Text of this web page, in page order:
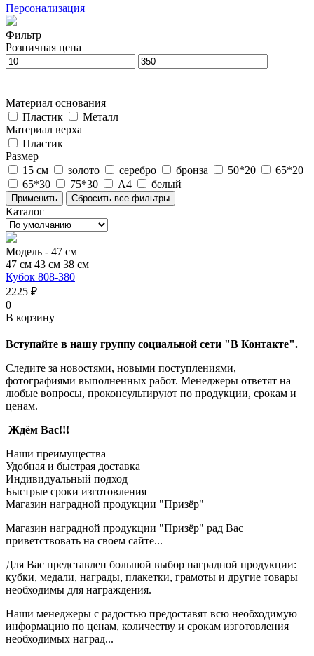
Персонализация
Фильтр
Розничная цена
Материал основания
Пластик
Металл
Материал верха
Пластик
Размер
15 см
золото серебро бронза 50*20
65*20
65*30
75*30 А4 белый
Каталог
Модель - 47 см
47 см 43 см 38 см
Кубок 808-380
2225 ₽
0
В корзину
Вступайте в нашу группу социальной сети "В Контакте".
Следите за новостями, новыми поступлениями,
фотографиями выполненных работ. Менеджеры ответят на
любые вопросы, проконсультируют по продукции, срокам и
ценам.
Ждём Вас!!!
Наши преимущества
Удобная и быстрая доставка
Индивидуальный подход
Быстрые сроки изготовления
Магазин наградной продукции "Призёр"
Магазин наградной продукции "Призёр" рад Вас
приветствовать на своем сайте...
Для Вас представлен большой выбор наградной продукции:
кубки, медали, награды, плакетки, грамоты и другие товары
необходимы для награждения.
Наши менеджеры с радостью предоставят всю необходимую
информацию по ценам, количеству и срокам изготовления
необходимых наград...